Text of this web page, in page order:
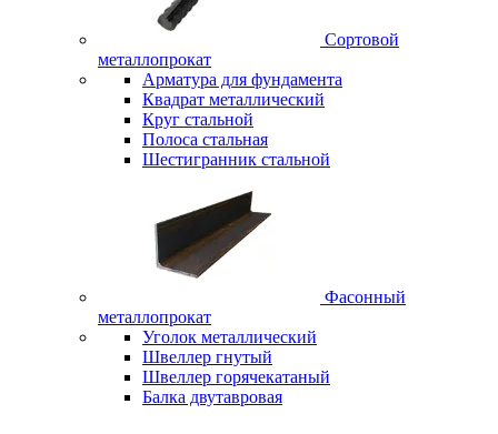
Сортовой
металлопрокат
Арматура для фундамента
Квадрат металлический
Круг стальной
Полоса стальная
Шестигранник стальной
Фасонный
металлопрокат
Уголок металлический
Швеллер гнутый
Швеллер горячекатаный
Балка двутавровая